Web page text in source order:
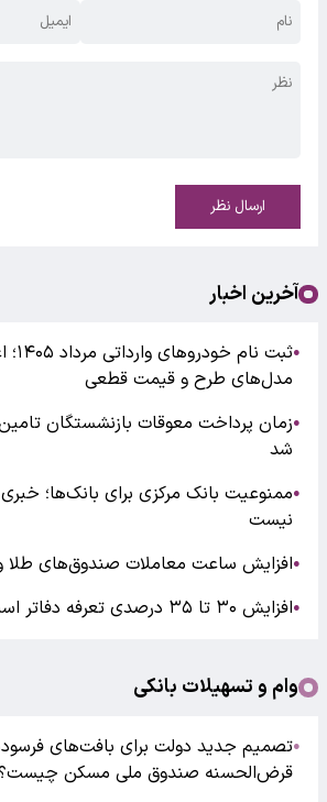
ارسال نظر
آخرین اخبار
●
ثبت
مدل‌های طرح و قیمت قطعی
●زمان پرداخت معوقات بازنشستگان
شد
●ممنوعیت بانک مرکزی برای بانک‌ها؛
نیست
●افزایش ساعت معاملات صندوق‌های طلا
●افزایش ۳۰ تا ۳۵ درصدی تعرفه دفاتر اسناد رسمی
وام و تسهیلات بانکی
●تصمیم جدید دولت برای بافت‌های
قرض‌الحسنه صندوق ملی مسکن